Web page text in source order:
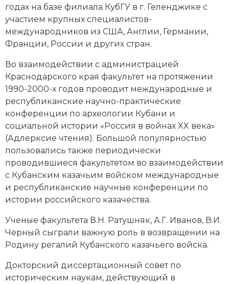
годах на базе филиала КубГУ в г. Геленджике с
участием крупных специалистов-
международников из США, Англии, Германии,
Франции, России и других стран.
Во взаимодействии с администрацией
Краснодарского края факультет на протяжении
1990-2000-х годов проводит международные и
республиканские научно-практические
конференции по археологии Кубани и
социальной истории «Россия в войнах XX века»
(Адлерксие чтения). Большой популярностью
пользовались также периодически
проводившиеся факультетом во взаимодействии
с Кубанским казачьим войском международные
и республиканские научные конференции по
истории российского казачества.
Ученые факультета В.Н. Ратушняк, А.Г. Иванов, В.И.
Черный сыграли важную роль в возвращении на
Родину регалий Кубанского казачьего войска.
Докторский диссертационный совет по
историческим наукам, действующий в